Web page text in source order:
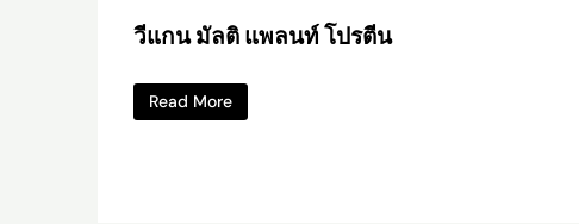
วีแกน มัลติ แพลนท์ โปรตีน
Read More